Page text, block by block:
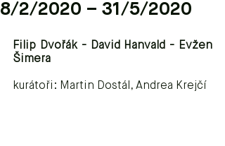
8/2/2020 – 31/5/2020
Filip Dvořák - David Hanvald - Evžen
Šimera
kurátoři: Martin Dostál, Andrea Krejčí